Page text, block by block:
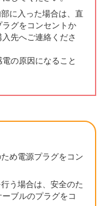
に入った場合は、直
グをコンセントか
先へご連絡くださ
の原因になること
め電源プラグをコン
う場合は、安全のた
ブルのプラグをコ